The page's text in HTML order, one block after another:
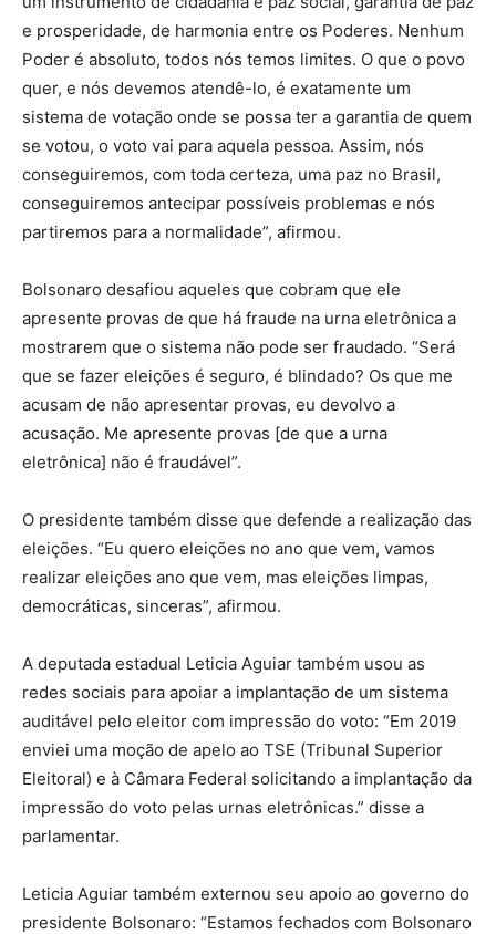
e prosperidade, de harmonia entre os Poderes. Nenhum
Poder é absoluto, todos nós temos limites. O que o povo
quer, e nós devemos atendê-lo, é exatamente um
sistema de votação onde se possa ter a garantia de quem
se votou, o voto vai para aquela pessoa. Assim, nós
conseguiremos, com toda certeza, uma paz no Brasil,
conseguiremos antecipar possíveis problemas e nós
partiremos para a normalidade”, afirmou.
Bolsonaro desafiou aqueles que cobram que ele
apresente provas de que há fraude na urna eletrônica a
mostrarem que o sistema não pode ser fraudado. “Será
que se fazer eleições é seguro, é blindado? Os que me
acusam de não apresentar provas, eu devolvo a
acusação. Me apresente provas [de que a urna
eletrônica] não é fraudável”.
O presidente também disse que defende a realização das
eleições. “Eu quero eleições no ano que vem, vamos
realizar eleições ano que vem, mas eleições limpas,
democráticas, sinceras”, afirmou.
A deputada estadual Leticia Aguiar também usou as
redes sociais para apoiar a implantação de um sistema
auditável pelo eleitor com impressão do voto: “Em 2019
enviei uma moção de apelo ao TSE (Tribunal Superior
Eleitoral) e à Câmara Federal solicitando a implantação da
impressão do voto pelas urnas eletrônicas.” disse a
parlamentar.
Leticia Aguiar também externou seu apoio ao governo do
presidente Bolsonaro: “Estamos fechados com Bolsonaro